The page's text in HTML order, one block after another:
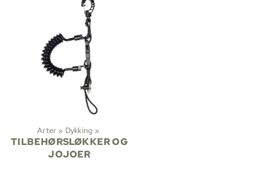
Arter ‪» Dykking ‪»
TILBEHØRSLØKKER OG
JOJOER